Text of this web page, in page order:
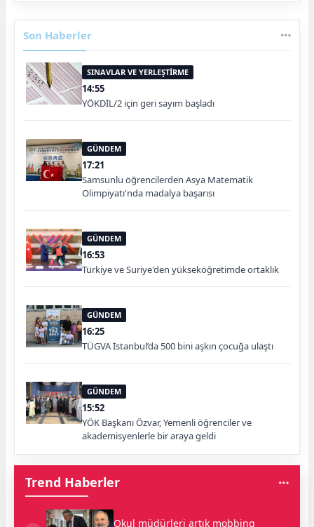
Son Haberler
SINAVLAR VE YERLEŞTİRME
14:55
YÖKDİL/2 için geri sayım başladı
GÜNDEM
17:21
Samsunlu öğrencilerden Asya Matematik
Olimpiyatı'nda madalya başarısı
GÜNDEM
16:53
Türkiye ve Suriye'den yükseköğretimde ortaklık
GÜNDEM
16:25
TÜGVA İstanbul’da 500 bini aşkın çocuğa ulaştı
GÜNDEM
15:52
YÖK Başkanı Özvar, Yemenli öğrenciler ve
akademisyenlerle bir araya geldi
Trend Haberler
Okul müdürleri artık mobbing